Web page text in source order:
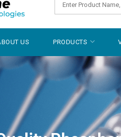
US PRODUCTS